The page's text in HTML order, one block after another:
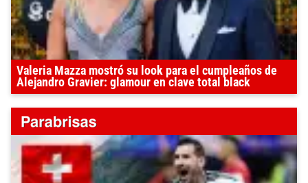
Valeria Mazza mostró su look para el cumpleaños de
Alejandro Gravier: glamour en clave total black